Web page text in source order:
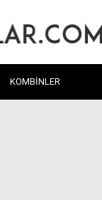
KOMBINLER